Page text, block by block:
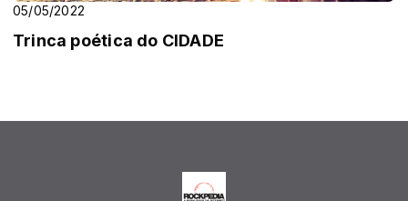
05/05/2022
Trinca poética do CIDADE